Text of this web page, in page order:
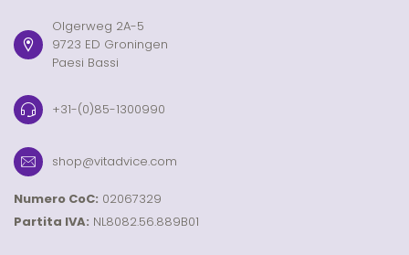
Olgerweg 2A-5
9723 ED Groningen
Paesi Bassi
+31-(0)85-1300990
shop@vitadvice.com
Numero CoC: 02067329
Partita IVA: NL8082.56.889B01